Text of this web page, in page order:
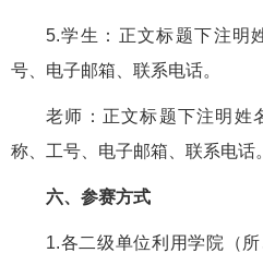
5.学生：正文标题下注明
号、电子邮箱、联系电话。
老师：正文标题下注明姓
称、工号、电子邮箱、联系电话。
六、参赛方式
1.各二级单位利用学院（